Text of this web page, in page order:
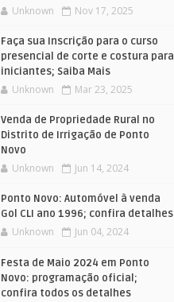
Unknown Nov 17, 2025
Faça sua Inscrição para o curso
presencial de corte e costura para
iniciantes; Saiba Mais
Unknown Mar 23, 2025
Venda de Propriedade Rural no
Distrito de Irrigação de Ponto
Novo
Unknown Jun 14, 2024
Ponto Novo: Automóvel à venda
Gol CLI ano 1996; confira detalhes
Unknown Jun 04, 2024
Festa de Maio 2024 em Ponto
Novo: programação oficial;
confira todos os detalhes